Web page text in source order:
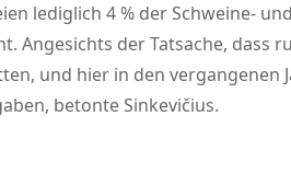
lediglich 4 % der Schweine- und
Angesichts der Tatsache, dass
und hier in den vergangenen
betonte Sinkevičius.